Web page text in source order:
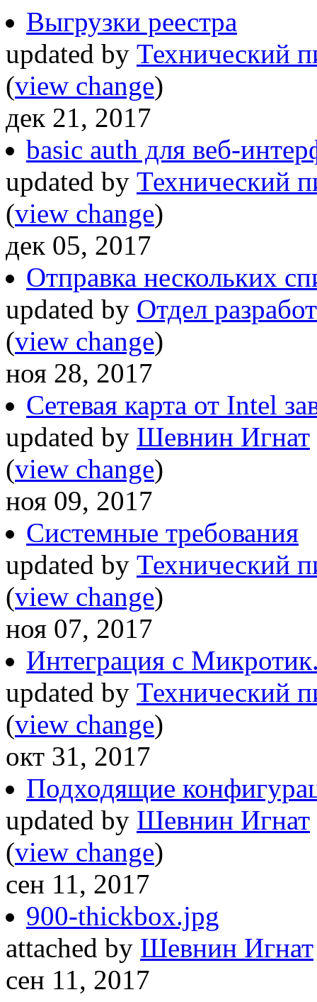
Выгрузки реестра
updated by Технический
(view change)
дек 21, 2017
basic auth для веб-
updated by Технический
(view change)
дек 05, 2017
Отправка нескольких
updated by Отдел
(view change)
ноя 28, 2017
Сетевая карта от Intel
updated by Шевнин Игнат
(view change)
ноя 09, 2017
Системные требования
updated by Технический
(view change)
ноя 07, 2017
Интеграция с
updated by Технический
(view change)
окт 31, 2017
Подходящие
updated by Шевнин Игнат
(view change)
сен 11, 2017
900-thickbox.jpg
attached by Шевнин Игнат
сен 11, 2017